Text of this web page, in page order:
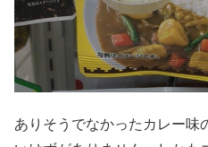
ありそうでなかったカレー